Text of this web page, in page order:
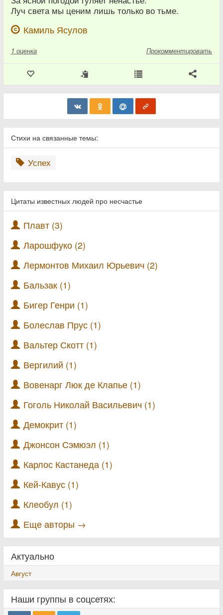
Луч света мы ценим лишь только во тьме.
Камиль Ясулов
1 оценка Прокомментировать
Стихи на связанные темы:
Успех
Цитаты известных людей про несчастье
Плавт (3)
Ларошфуко (2)
Лермонтов Михаил Юрьевич (2)
Бальзак (1)
Бигер Генри (1)
Болеслав Прус (1)
Вальтер Скотт (1)
Вергилий (1)
Вовенарг Люк де Клапье (1)
Гоголь Николай Васильевич (1)
Демокрит (1)
Джонсон Сэмюэл (1)
Карлос Кастанеда (1)
Кей-Кавус (1)
Клеобул (1)
Еще авторы →
Актуально
Август
Наши группы в соцсетях: